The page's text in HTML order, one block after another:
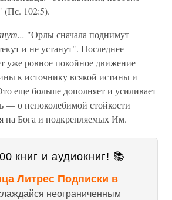
(Пс. 102:5).
"Орлы сначала поднимут
и не устанут". Последнее
уже ровное покойное движение
к источнику всякой истины и
еще больше дополняет и усиливает
о непоколебимой стойкости
на Бога и подкрепляемых Им.
книг и аудиокниг! 📚
Литрес Подписки в
неограниченным